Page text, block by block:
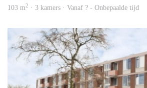
103 m2 · 3 kamers · Vanaf ? - Onbepaalde tijd